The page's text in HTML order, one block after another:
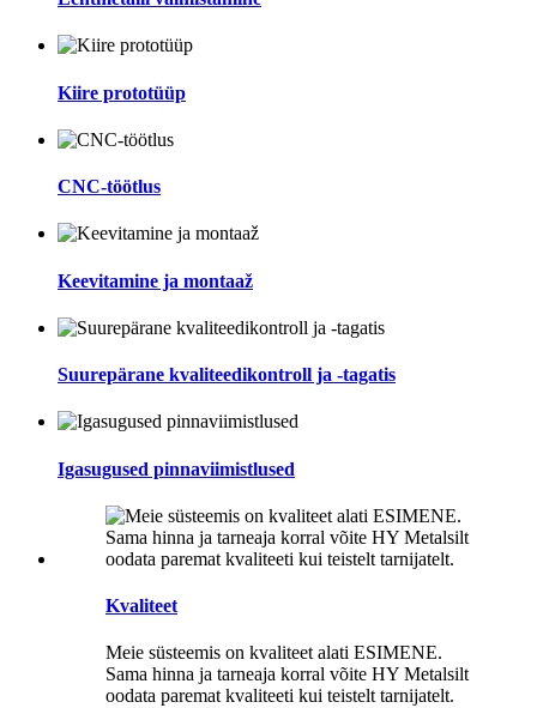
Kiire prototüüp
CNC-töötlus
Keevitamine ja montaaž
Suurepärane kvaliteedikontroll ja -tagatis
Igasugused pinnaviimistlused
Kvaliteet
Meie süsteemis on kvaliteet alati ESIMENE.
Sama hinna ja tarneaja korral võite HY Metalsilt
oodata paremat kvaliteeti kui teistelt tarnijatelt.